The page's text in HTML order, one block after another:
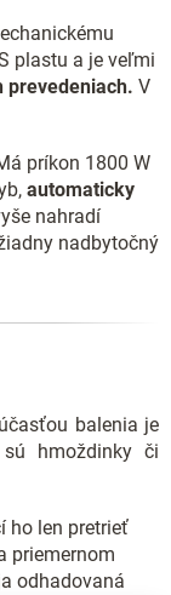
plastu a je veľmi
prevedeniach. V
príkon 1800 W
automaticky
nahradí
nadbytočný
balenia je
hmoždinky či
ho len pretrieť
priemernom
odhadovaná